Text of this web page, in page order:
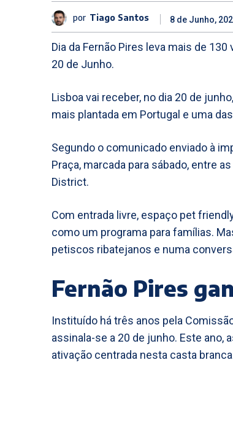
por Tiago Santos 8 de Junho,
Dia da Fernão Pires leva mais de
20 de Junho.
Lisboa vai receber, no dia 20 de
mais plantada em Portugal e uma
Segundo o comunicado enviado à
Praça, marcada para sábado, entre
District.
Com entrada livre, espaço pet
como um programa para famílias.
petiscos ribatejanos e numa
Fernão Pires
Instituído há três anos pela
assinala-se a 20 de junho. Este ano,
ativação centrada nesta casta